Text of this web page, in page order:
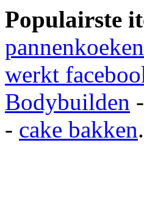
Populairste
pannenkoeken
werkt
Bodybuilden -
- cake bakken.